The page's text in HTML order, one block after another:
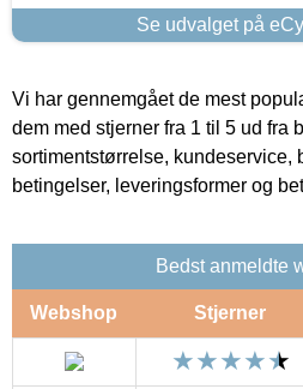
Se udvalget på
Vi har gennemgået de mest
dem med stjerner fra 1 til 5 ud fra
sortimentstørrelse, kundeservice,
betingelser, leveringsformer og
Bedst anmeldte
Webshop Stjerner